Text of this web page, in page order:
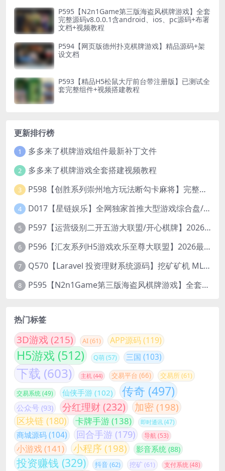
P595【N2n1Game第三版海盗风棋牌游戏】全套
完整源码v8.0.0.1含android、ios、pc源码+布署
文档+视频教程
P594【网页版德州扑克棋牌游戏】精品源码+架
设文档
P593【精品H5松鼠大厅前台带注册版】已测试全
套完整组件+视频搭建教程
更新排行榜
1 多多来了棋牌游戏组件最新补丁文件
2 多多来了棋牌游戏全套搭建视频教程
3 P598【创胜系列崇州地方玩法断勾卡麻将】完整服务器组件+双端APP+授权机+通用视频教程
4 D017【星链娱乐】全网独家首推大型游戏综合盘/体育/PG/电竟/电玩大型综合体
5 P597【运营级别二开五游大联盟/开心棋牌】2026最新整理完整服务器组件+双端APP+完美AI机器人+超详细视频教程
6 P596【汇友系列H5游戏欢乐至尊大联盟】2026最新整理Linux系统最新组件+搭建教程
7 Q570【Laravel 投资理财系统源码】挖矿矿机 MLM分销 带后台
8 P595【N2n1Game第三版海盗风棋牌游戏】全套完整源码v8.0.0.1含android、ios、pc源码+布署文档+视频教程
热门标签
3D游戏 (215) AI(61) APP源码(119)
H5游戏 (512) Q萌(57) 三国 (103)
下载 (603) 主机 (44) 交易平台 (66) 交易所(61)
交易系统 (49) 仙侠手游 (102) 传奇 (497)
公众号 (93) 分红理财 (232) 加密 (198)
区块链 (180) 卡牌手游(138) 即时通讯 (47)
商城源码(104) 回合手游 (179) 导航(53)
小游戏 (141) 小程序 (198) 影音系统 (88)
投资赚钱 (329) 抖音(62) 挖矿(61) 支付系统 (48)